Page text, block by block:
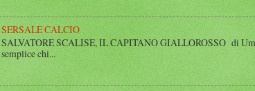
SERSALE CALCIO
SALVATORE SCALISE, IL CAPITANO GIALLOROSSO di
semplice chi...